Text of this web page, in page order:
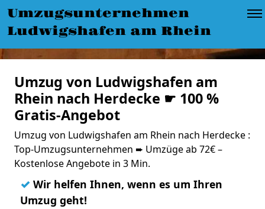
Umzugsunternehmen
Ludwigshafen am Rhein
Umzug von Ludwigshafen am
Rhein nach Herdecke ☛ 100 %
Gratis-Angebot
Umzug von Ludwigshafen am Rhein nach Herdecke :
Top-Umzugsunternehmen ➨ Umzüge ab 72€ –
Kostenlose Angebote in 3 Min.
✓ Wir helfen Ihnen, wenn es um Ihren
Umzug geht!